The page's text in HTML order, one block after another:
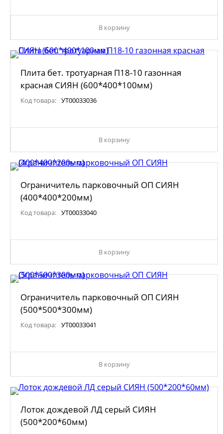
В корзину
Плита бет. тротуарная П18-10 газонная
красная СИЯН (600*400*100мм)
Код товара: УТ00033036
В корзину
Ограничитель парковочный ОП СИЯН
(400*400*200мм)
Код товара: УТ00033040
В корзину
Ограничитель парковочный ОП СИЯН
(500*500*300мм)
Код товара: УТ00033041
В корзину
Лоток дождевой ЛД серый СИЯН
(500*200*60мм)